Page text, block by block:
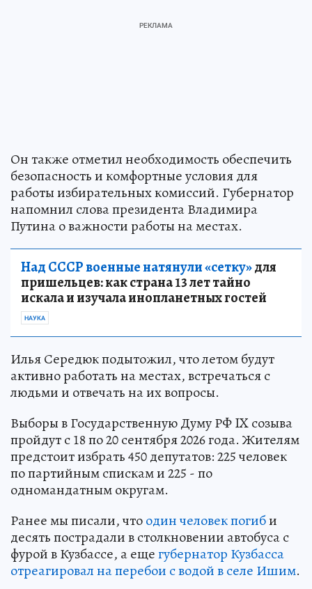
Он также отметил необходимость обеспечить
безопасность и комфортные условия для
работы избирательных комиссий. Губернатор
напомнил слова президента Владимира
Путина о важности работы на местах.
Над СССР военные натянули «сетку»для
пришельцев: как страна 13 лет тайно
искала и изучала инопланетных гостей
НАУКА
Илья Середюк подытожил, что летом будут
активно работать на местах, встречаться с
людьми и отвечать на их вопросы.
Выборы в Государственную Думу РФ IX созыва
пройдут с 18 по 20 сентября 2026 года. Жителям
предстоит избрать 450 депутатов: 225 человек
по партийным спискам и 225 - по
одномандатным округам.
Ранее мы писали, чтоодин человек погиби
десять пострадали в столкновении автобуса с
фурой в Кузбассе, а ещегубернатор Кузбасса
отреагировал на перебои с водой в селе Ишим.